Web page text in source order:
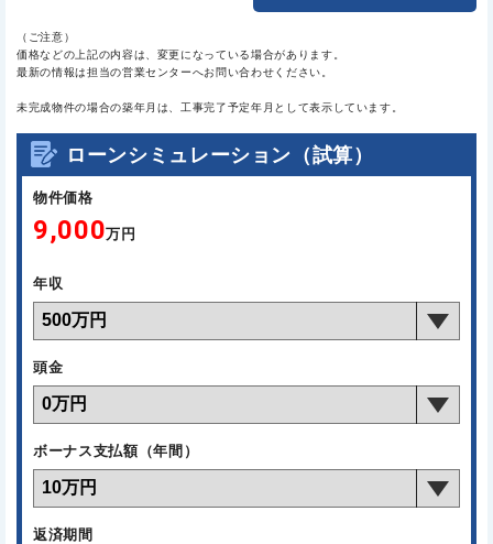
（ご注意）
価格などの上記の内容は、変更になっている場合があります。
最新の情報は担当の営業センターへお問い合わせください。
未完成物件の場合の築年月は、工事完了予定年月として表示しています。
ローンシミュレーション（試算）
物件価格
9,000万円
年収
頭金
ボーナス支払額（年間）
返済期間